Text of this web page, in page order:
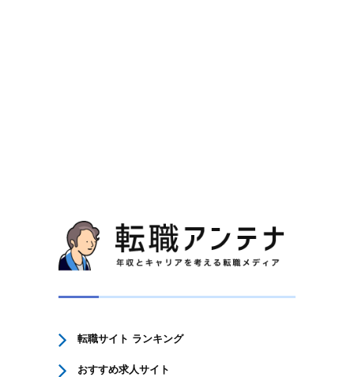
転職サイト ランキング
おすすめ求人サイト